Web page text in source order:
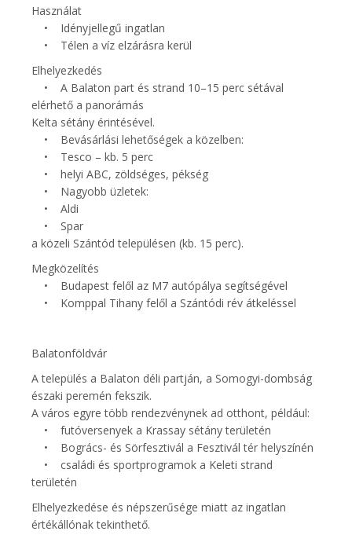
Használat
• Idényjellegű ingatlan
• Télen a víz elzárásra kerül
Elhelyezkedés
• A Balaton part és strand 10–15 perc sétával
elérhető a panorámás
Kelta sétány érintésével.
• Bevásárlási lehetőségek a közelben:
• Tesco – kb. 5 perc
• helyi ABC, zöldséges, pékség
• Nagyobb üzletek:
• Aldi
• Spar
a közeli Szántód településen (kb. 15 perc).
Megközelítés
• Budapest felől az M7 autópálya segítségével
• Komppal Tihany felől a Szántódi rév átkeléssel
Balatonföldvár
A település a Balaton déli partján, a Somogyi-dombság
északi peremén fekszik.
A város egyre több rendezvénynek ad otthont, például:
• futóversenyek a Krassay sétány területén
• Bogrács- és Sörfesztivál a Fesztivál tér helyszínén
• családi és sportprogramok a Keleti strand
területén
Elhelyezkedése és népszerűsége miatt az ingatlan
értékállónak tekinthető.